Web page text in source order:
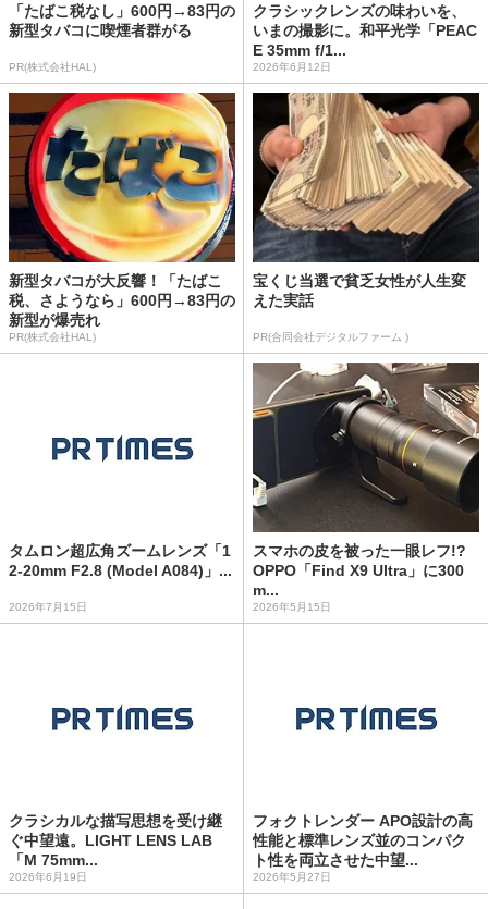
「たばこ税なし」600円→83円の
新型タバコに喫煙者群がる
PR(株式会社HAL)
クラシックレンズの味わいを、
いまの撮影に。和平光学「PEAC
E 35mm f/1...
2026年6月12日
新型タバコが大反響！「たばこ
税、さようなら」600円→83円の
新型が爆売れ
PR(株式会社HAL)
宝くじ当選で貧乏女性が人生変
えた実話
PR(合同会社デジタルファーム )
タムロン超広角ズームレンズ「1
2-20mm F2.8 (Model A084)」...
2026年7月15日
スマホの皮を被った一眼レフ!?
OPPO「Find X9 Ultra」に300
m...
2026年5月15日
クラシカルな描写思想を受け継
ぐ中望遠。LIGHT LENS LAB
「M 75mm...
2026年6月19日
フォクトレンダー APO設計の高
性能と標準レンズ並のコンパク
ト性を両立させた中望...
2026年5月27日